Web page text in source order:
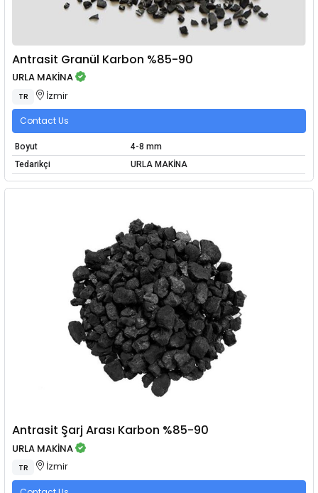
Antrasit Granül Karbon %85-90
URLA MAKİNA
TR İzmir
Contact Us
Boyut
4-8 mm
Tedarikçi
URLA MAKİNA
Antrasit Şarj Arası Karbon %85-90
URLA MAKİNA
TR İzmir